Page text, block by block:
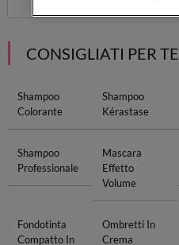
CONSIGLIATI PER TE
Shampoo
Colorante
Shampoo
Kérastase
Shampoo
Professionale
Mascara
Effetto
Volume
Fondotinta
Compatto In
Ombretti In
Crema